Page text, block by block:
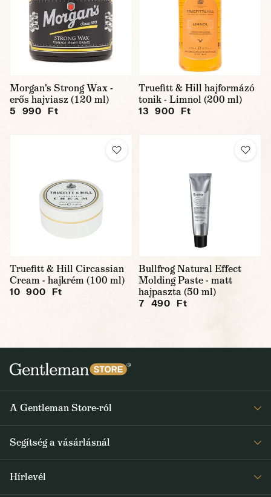
Morgan's Strong Wax -
erős hajviasz (120 ml)
5 990 Ft
Truefitt & Hill hajformázó
tonik - Limnol (200 ml)
13 900 Ft
Truefitt & Hill Circassian
Cream - hajkrém (100 ml)
10 900 Ft
Bullfrog Natural Effect
Molding Paste - matt
hajpaszta (50 ml)
7 490 Ft
A Gentleman Store-ról
Rólunk
Journal
Segítség a vásárlásnál
Hírlevél